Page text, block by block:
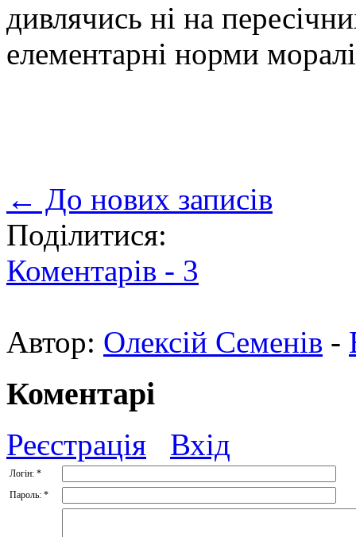
дивлячись ні на
елементарні норми
← До нових записів
Поділитися:
Коментарів - 3
Автор: Олексій Семенів -
Коментарі
Реєстрація Вхід
Логін: *
Пароль: *